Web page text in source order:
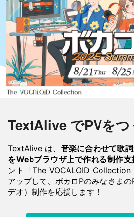
TextAlive でPVをつ
TextAlive は、 音楽に合わせて歌
をWebブラウザ上で作れる制作支
ント「The VOCALOID Collection
アップして、ボカロPのみなさま
デオ）制作を応援します！